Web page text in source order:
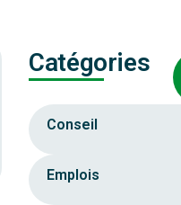
Catégories
Conseil
Emplois